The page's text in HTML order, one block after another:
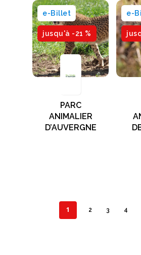
jusqu'à -21 %
e-Billet
PARC
ANIMALIER
D’AUVERGNE
e-
1 2 3 4